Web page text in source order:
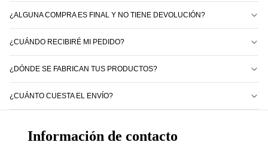
¿ALGUNA COMPRA ES FINAL Y NO TIENE DEVOLUCIÓN?
¿CUÁNDO RECIBIRÉ MI PEDIDO?
¿DÓNDE SE FABRICAN TUS PRODUCTOS?
¿CUÁNTO CUESTA EL ENVÍO?
Información de contacto